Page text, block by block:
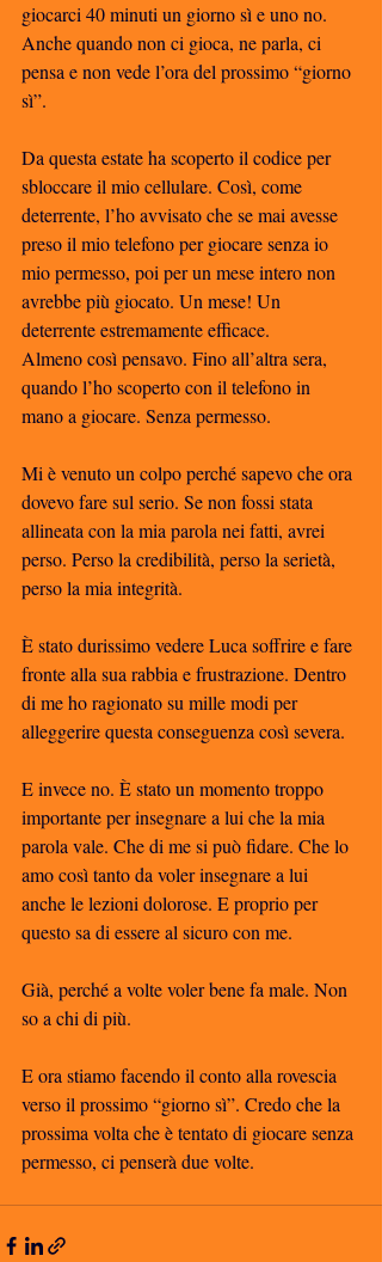
giocarci 40 minuti un giorno sì e uno no.
Anche quando non ci gioca, ne parla, ci
pensa e non vede l’ora del prossimo “giorno
sì”.
Da questa estate ha scoperto il codice per
sbloccare il mio cellulare. Così, come
deterrente, l’ho avvisato che se mai avesse
preso il mio telefono per giocare senza io
mio permesso, poi per un mese intero non
avrebbe più giocato. Un mese! Un
deterrente estremamente efficace.
Almeno così pensavo. Fino all’altra sera,
quando l’ho scoperto con il telefono in
mano a giocare. Senza permesso.
Mi è venuto un colpo perché sapevo che ora
dovevo fare sul serio. Se non fossi stata
allineata con la mia parola nei fatti, avrei
perso. Perso la credibilità, perso la serietà,
perso la mia integrità.
È stato durissimo vedere Luca soffrire e fare
fronte alla sua rabbia e frustrazione. Dentro
di me ho ragionato su mille modi per
alleggerire questa conseguenza così severa.
E invece no. È stato un momento troppo
importante per insegnare a lui che la mia
parola vale. Che di me si può fidare. Che lo
amo così tanto da voler insegnare a lui
anche le lezioni dolorose. E proprio per
questo sa di essere al sicuro con me.
Già, perché a volte voler bene fa male. Non
so a chi di più.
E ora stiamo facendo il conto alla rovescia
verso il prossimo “giorno sì”. Credo che la
prossima volta che è tentato di giocare senza
permesso, ci penserà due volte.